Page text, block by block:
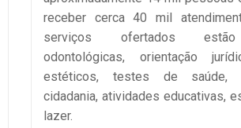
receber cerca 40 mil
serviços ofertados
odontológicas, orientação
estéticos, testes de saúde,
cidadania, atividades educativas,
lazer.